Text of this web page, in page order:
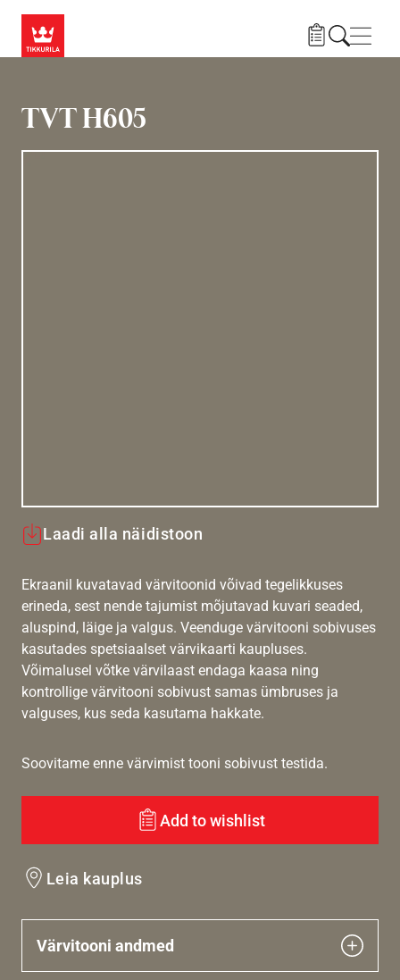
TVT H605
Laadi alla näidistoon
Ekraanil kuvatavad värvitoonid võivad tegelikkuses
erineda, sest nende tajumist mõjutavad kuvari seaded,
aluspind, läige ja valgus. Veenduge värvitooni sobivuses
kasutades spetsiaalset värvikaarti kaupluses.
Võimalusel võtke värvilaast endaga kaasa ning
kontrollige värvitooni sobivust samas ümbruses ja
valguses, kus seda kasutama hakkate.
Soovitame enne värvimist tooni sobivust testida.
Add to wishlist
Leia kauplus
Värvitooni andmed